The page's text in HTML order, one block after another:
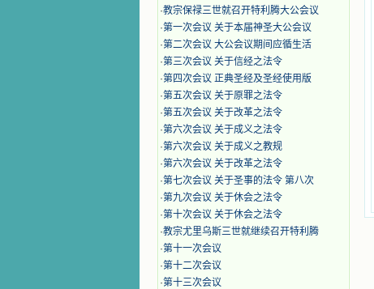
·教宗保禄三世就召开特利腾大公会议
·第一次会议 关于本届神圣大公会议
·第二次会议 大公会议期间应循生活
·第三次会议 关于信经之法令
·第四次会议 正典圣经及圣经使用版
·第五次会议 关于原罪之法令
·第五次会议 关于改革之法令
·第六次会议 关于成义之法令
·第六次会议 关于成义之教规
·第六次会议 关于改革之法令
·第七次会议 关于圣事的法令 第八次
·第九次会议 关于休会之法令
·第十次会议 关于休会之法令
·教宗尤里乌斯三世就继续召开特利腾
·第十一次会议
·第十二次会议
·第十三次会议